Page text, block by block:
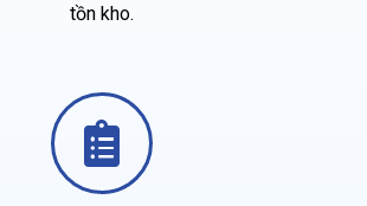
tồn kho.